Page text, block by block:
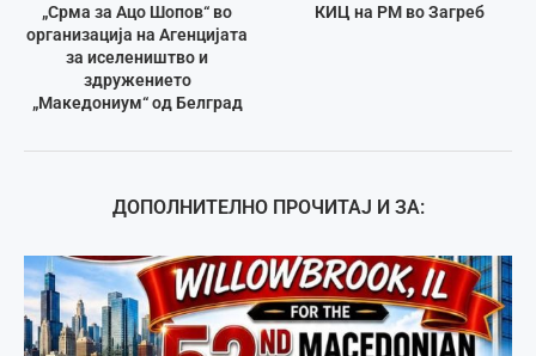
„Срма за Ацо Шопов“ во
организација на Агенцијата
за иселеништво и
здружението
„Македониум“ од Белград
КИЦ на РМ во Загреб
ДОПОЛНИТЕЛНО ПРОЧИТАЈ И ЗА: